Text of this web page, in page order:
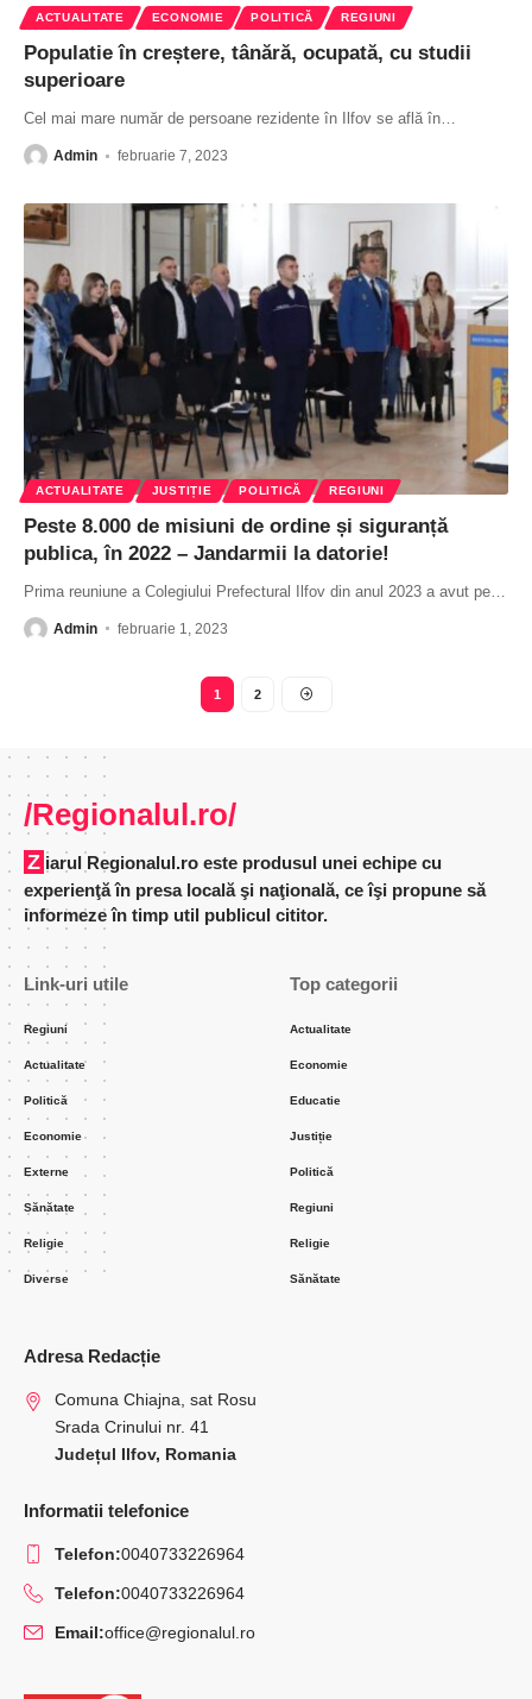
ACTUALITATE ECONOMIE POLITICĂ REGIUNI
Populatie în creștere, tânără, ocupată, cu studii
superioare
Cel mai mare număr de persoane rezidente în Ilfov se află în…
Admin februarie 7, 2023
ACTUALITATE JUSTIȚIE POLITICĂ REGIUNI
Peste 8.000 de misiuni de ordine și siguranță
publica, în 2022 – Jandarmii la datorie!
Prima reuniune a Colegiului Prefectural Ilfov din anul 2023 a avut pe
Admin februarie 1, 2023
1 2
/Regionalul.ro/
Ziarul Regionalul.ro este produsul unei echipe cu
experienţă în presa locală şi naţională, ce îşi propune să
informeze în timp util publicul cititor.
Link-uri utile
Regiuni
Actualitate
Politică
Economie
Externe
Sănătate
Religie
Diverse
Top categorii
Actualitate
Economie
Educatie
Justiție
Politică
Regiuni
Religie
Sănătate
Adresa Redacție
Comuna Chiajna, sat Rosu
Srada Crinului nr. 41
Județul Ilfov, Romania
Informatii telefonice
Telefon:0040733226964
Telefon:0040733226964
Email:office@regionalul.ro